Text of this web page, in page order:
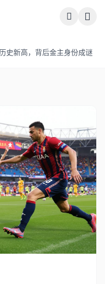
史新高，背后金主身份成谜